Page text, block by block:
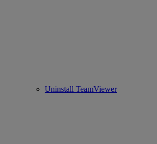
Uninstall TeamViewer